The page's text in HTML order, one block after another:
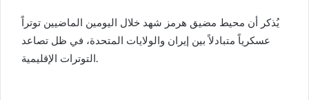
يُذكر أن محيط مضيق هرمز شهد خلال اليومين الماضيين توتراً
عسكرياً متبادلاً بين إيران والولايات المتحدة، في ظل تصاعد
التوترات الإقليمية.